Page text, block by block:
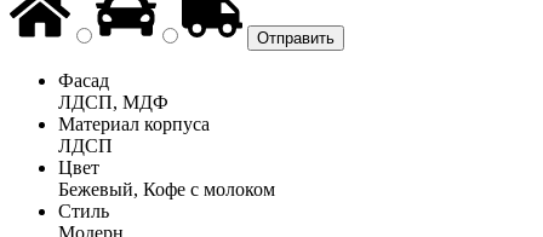
Фасад
ЛДСП, МДФ
Материал корпуса
ЛДСП
Цвет
Бежевый, Кофе с молоком
Стиль
Модерн